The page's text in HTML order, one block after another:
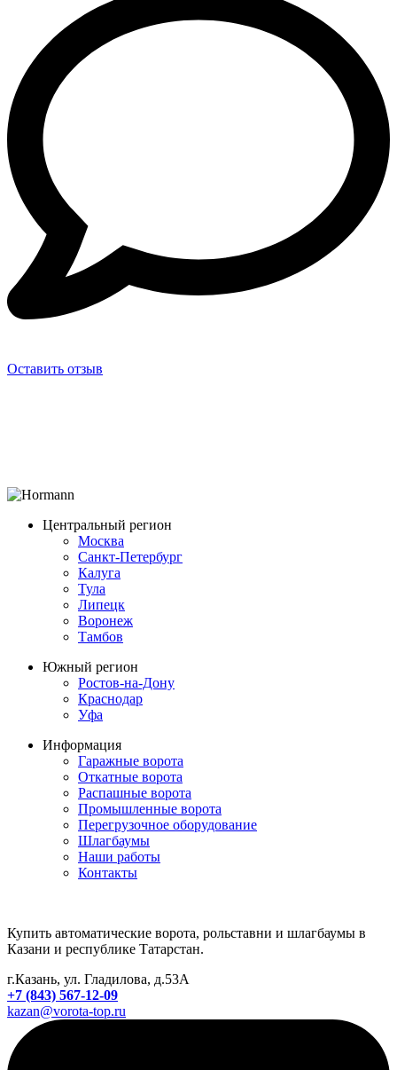
Оставить отзыв
Центральный регион
Москва
Санкт-Петербург
Калуга
Тула
Липецк
Воронеж
Тамбов
Южный регион
Ростов-на-Дону
Краснодар
Уфа
Информация
Гаражные ворота
Откатные ворота
Распашные ворота
Промышленные ворота
Перегрузочное оборудование
Шлагбаумы
Наши работы
Контакты
Купить автоматические ворота, рольставни и шлагбаумы в
Казани и республике Татарстан.
г.Казань, ул. Гладилова, д.53А
+7 (843) 567-12-09
kazan@vorota-top.ru